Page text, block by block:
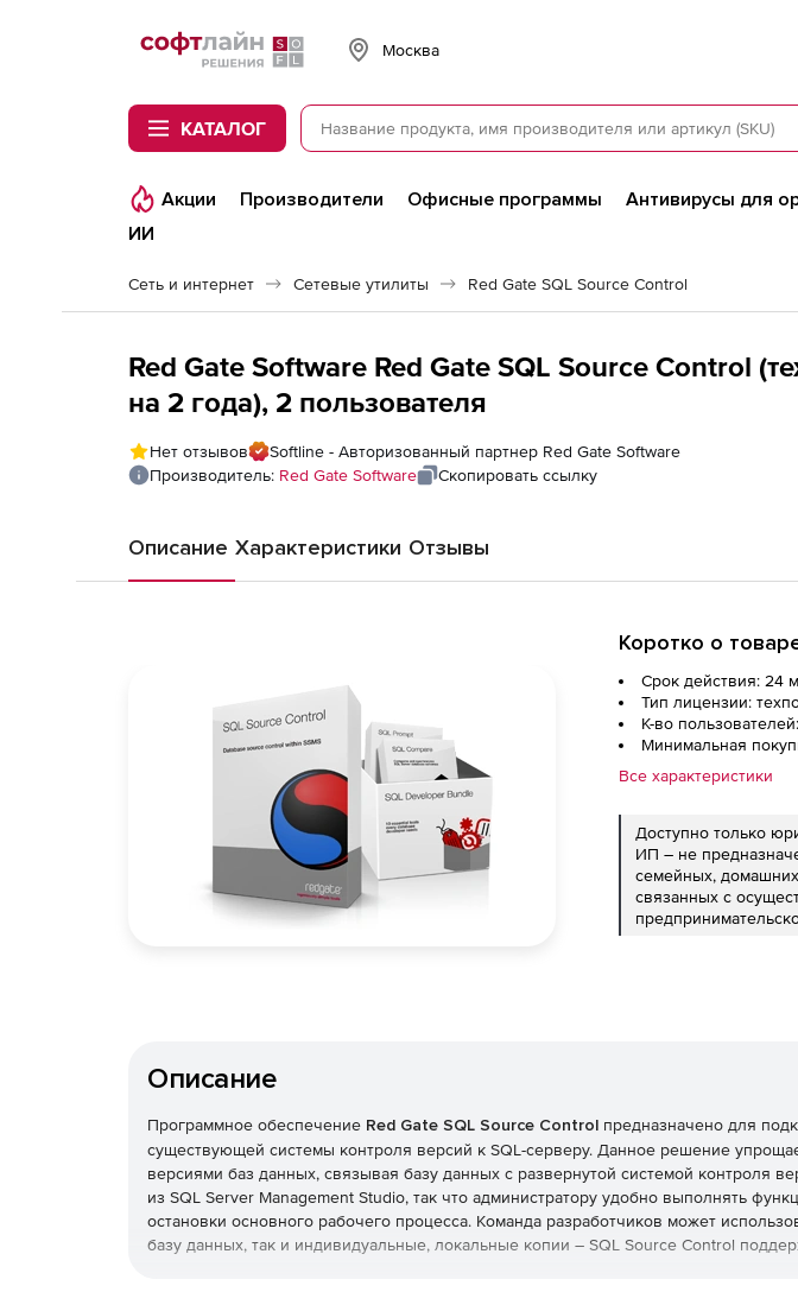
Softline
Москва
КАТАЛОГ
Акции Производители Офисные программы Антивирусы для
ИИ
Сеть и интернет Сетевые утилиты Red Gate SQL Source Control
Red Gate Software Red Gate SQL Source Control
на 2 года), 2 пользователя
Нет отзывов
Softline - Авторизованный партнер Red Gate Software
Производитель: Red Gate Software Скопировать ссылку
Описание Характеристики Отзывы
Коротко о
Срок действия: 24
Тип лицензии:
К-во
Минимальная
Все характеристики
Доступно только
ИП – не
семейных,
связанных с
Описание
Программное обеспечение Red Gate SQL Source Control предназначено для
существующей системы контроля версий к SQL-серверу. Данное решение
версиями баз данных, связывая базу данных с развернутой системой контроля
из SQL Server Management Studio, так что администратору удобно выполнять
остановки основного рабочего процесса. Команда разработчиков может
базу данных, так и индивидуальные, локальные копии – SQL Source Control